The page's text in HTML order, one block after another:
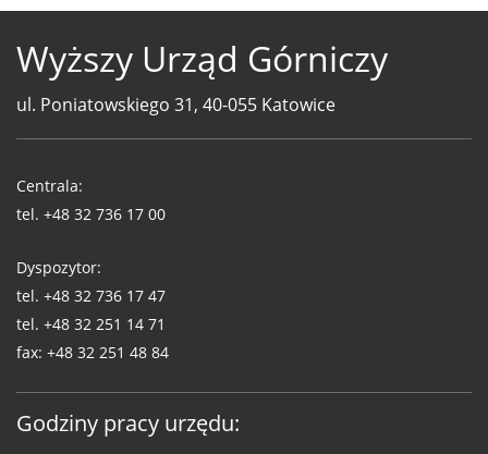
Wyższy Urząd Górniczy
ul. Poniatowskiego 31, 40-055 Katowice
WUG
Centrala:
tel. +48 32 736 17 00
Dyspozytor:
tel. +48 32 736 17 47
tel. +48 32 251 14 71
fax: +48 32 251 48 84
Godziny pracy urzędu: